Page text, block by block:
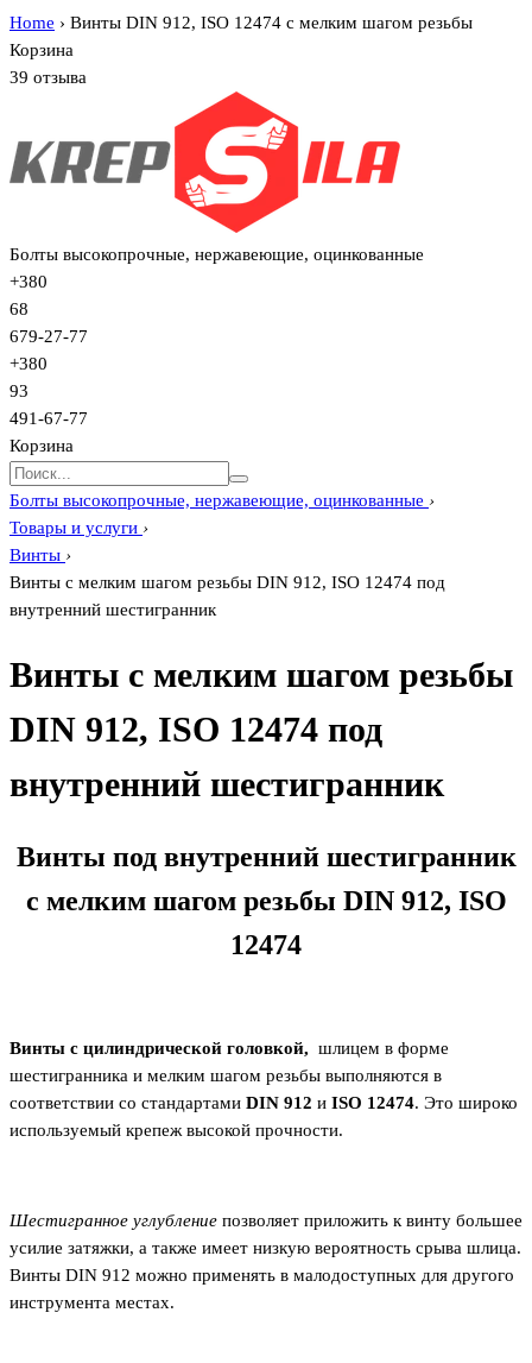
Home › Винты DIN 912, ISO 12474 с мелким шагом резьбы
Корзина
39 отзыва
Болты высокопрочные, нержавеющие, оцинкованные
+380
68
679-27-77
+380
93
491-67-77
Корзина
Болты высокопрочные, нержавеющие, оцинкованные ›
Товары и услуги ›
Винты ›
Винты с мелким шагом резьбы DIN 912, ISO 12474 под
внутренний шестигранник
Винты с мелким шагом резьбы
DIN 912, ISO 12474 под
внутренний шестигранник
Винты под внутренний шестигранник
с мелким шагом резьбы DIN 912, ISO
12474
Винты с цилиндрической головкой, шлицем в форме
шестигранника и мелким шагом резьбы выполняются в
соответствии со стандартами DIN 912 и ISO 12474. Это широко
используемый крепеж высокой прочности.
Шестигранное углубление позволяет приложить к винту большее
усилие затяжки, а также имеет низкую вероятность срыва шлица.
Винты DIN 912 можно применять в малодоступных для другого
инструмента местах.